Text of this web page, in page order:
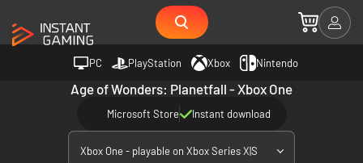
PC PlayStation Xbox Nintendo
Age of Wonders: Planetfall - Xbox One
Microsoft Store Instant download
Xbox One - playable on Xbox Series X|S